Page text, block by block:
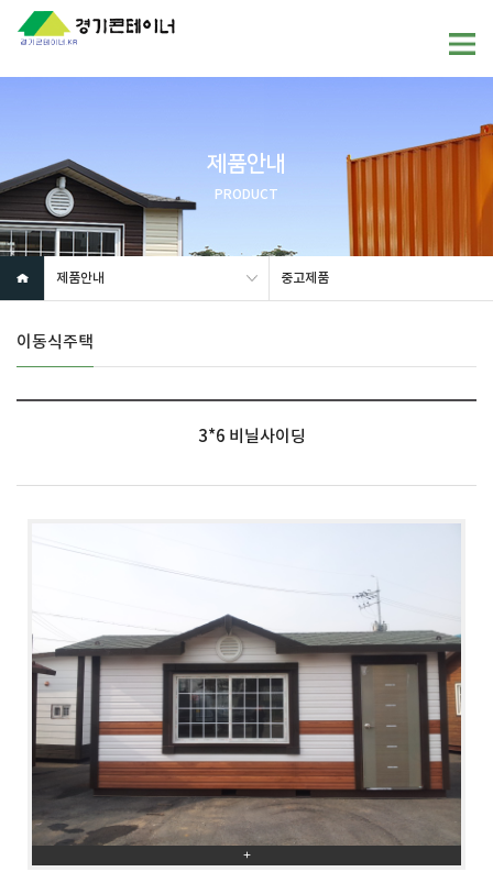
제품안내
PRODUCT
제품안내 중고제품
이동식주택
3*6 비닐사이딩
+